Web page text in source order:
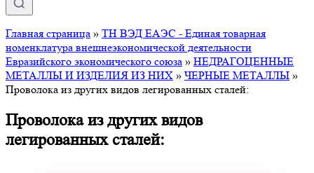
Главная страница » ТН ВЭД ЕАЭС - Единая товарная
номенклатура внешнеэкономической деятельности
Евразийского экономического союза » НЕДРАГОЦЕННЫЕ
МЕТАЛЛЫ И ИЗДЕЛИЯ ИЗ НИХ » ЧЕРНЫЕ МЕТАЛЛЫ »
Проволока из других видов легированных сталей:
Проволока из других видов
легированных сталей: